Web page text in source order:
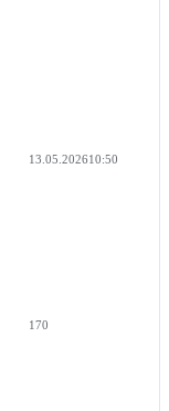
13.05.202610:50
170